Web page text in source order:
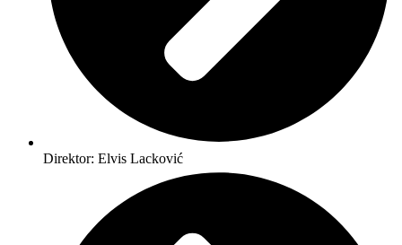
Direktor: Elvis Lacković